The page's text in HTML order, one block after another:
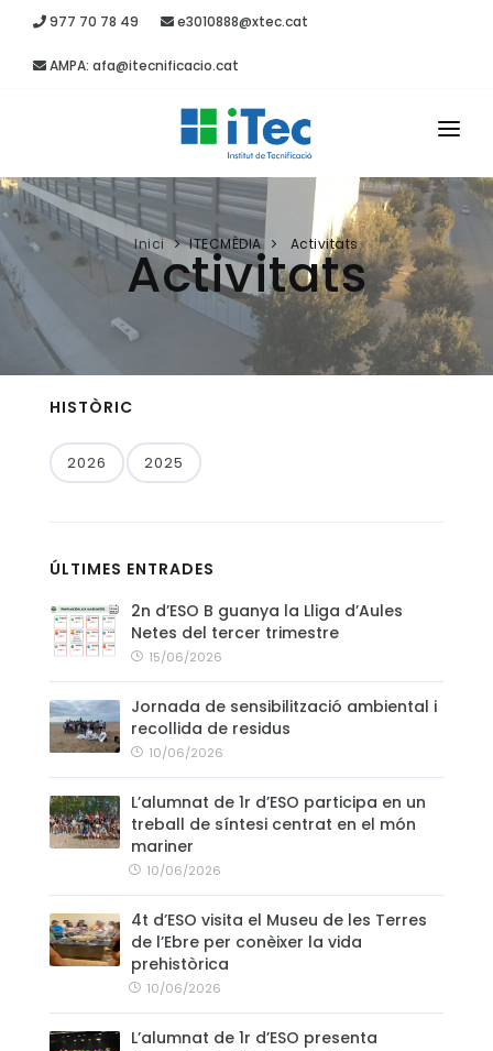
977 70 78 49 e3010888@xtec.cat
AMPA: afa@itecnificacio.cat
INICI
EL CENTRE
SECRETARIA
PROJECTES
ITEC MÈDIA
Inici ITECMÈDIA Activitats
Activitats
HISTÒRIC
2026 2025
ÚLTIMES ENTRADES
2n d’ESO B guanya la Lliga d’Aules
Netes del tercer trimestre
15/06/2026
Jornada de sensibilització ambiental i
recollida de residus
10/06/2026
L’alumnat de 1r d’ESO participa en un
treball de síntesi centrat en el món
mariner
10/06/2026
4t d’ESO visita el Museu de les Terres
de l’Ebre per conèixer la vida
prehistòrica
10/06/2026
L’alumnat de 1r d’ESO presenta